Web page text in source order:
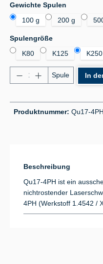
Gewichte Spulen
100 g
200 g
Spulengrößeauswählen
K80
K125 K250
Produkt Anzahl: Gib
Spule In
Produktnummer: Qu17-
Beschreibung
Qu17-4PH ist ein
nichtrostender
4PH (Werkstoff 1.4542 /